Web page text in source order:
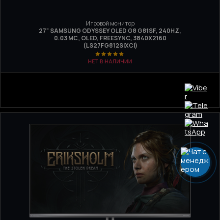
Игровой монитор
27" SAMSUNG ODYSSEY OLED G8 G81SF, 240HZ,
0.03 МС, OLED, FREESYNC, 3840Х2160
(LS27FG812SIXCI)
НЕТ В НАЛИЧИИ